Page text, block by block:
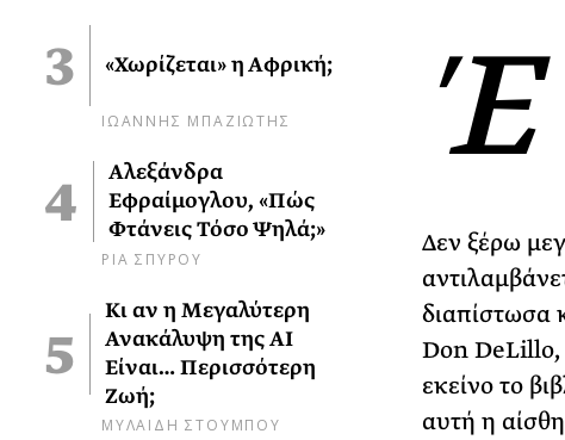
«Χωρίζεται» η Αφρική;
ΙΩΑΝΝΗΣ ΜΠΑΖΙΩΤΗΣ
Αλεξάνδρα
Εφραίμογλου, «Πώς
Φτάνεις Τόσο Ψηλά;»
ΡΙΑ ΣΠΥΡΟΥ
Κι αν η Μεγαλύτερη
Ανακάλυψη της AI
Είναι… Περισσότερη
Ζωή;
ΜΥΛΑΙΔΗ ΣΤΟΥΜΠΟΥ
Έ
Δεν ξέρω
διαπίστωσα
Don DeLillo,
εκείνο το
αυτή η